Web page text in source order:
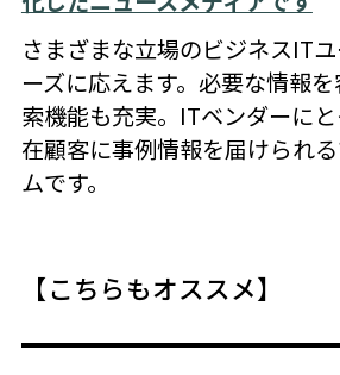
さまざまな立場のビジネスIT
ーズに応えます。必要な情報
索機能も充実。ITベンダーに
在顧客に事例情報を届けられ
ムです。
【こちらもオススメ】